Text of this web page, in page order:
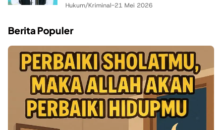
Hukum/Kriminal-21 Mei 2026
Berita Populer